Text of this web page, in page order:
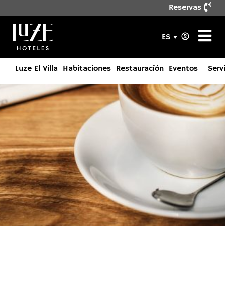
Reservas
ES
Luze El Villa Habitaciones Restauración Eventos